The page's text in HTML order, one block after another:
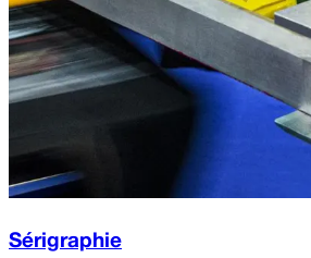
Sérigraphie